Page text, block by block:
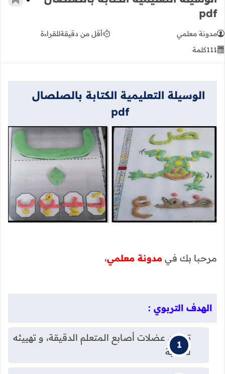
pdf
أضف
مدونة معلمي أقل من دقيقةللقراءة
111كلمة
الوسيلة التعليمية الكتابة بالصلصال
pdf
مرحبا بك في مدونة معلمي،
الهدف التربوي :
تمرين عضلات أصابع المتعلم الدقيقة، و تهييئه
للكتابة